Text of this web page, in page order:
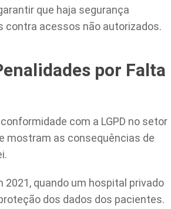
que haja segurança
acessos não autorizados.
por Falta
com a LGPD no setor
mostram as consequências de
quando um hospital privado
dos dados dos pacientes.